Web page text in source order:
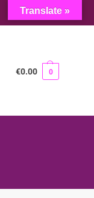
€0.00 0
Translate »